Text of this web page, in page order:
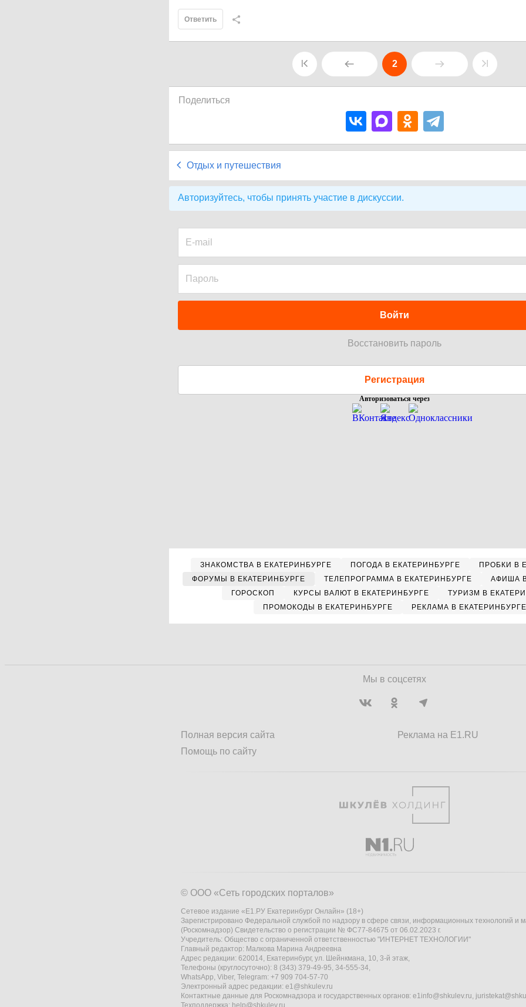
Ответить
2
Поделиться
Отдых и путешествия
Авторизуйтесь, чтобы принять участие в дискуссии.
Войти
Восстановить пароль
Регистрация
Авторизоваться через
ЗНАКОМСТВА В ЕКАТЕРИНБУРГЕ ПОГОДА В ЕКАТЕРИНБУРГЕ
ПРОБКИ В
ФОРУМЫ В ЕКАТЕРИНБУРГЕ
ТЕЛЕПРОГРАММА В ЕКАТЕРИНБУРГЕ
АФИША
ГОРОСКОП
КУРСЫ ВАЛЮТ В ЕКАТЕРИНБУРГЕ
ТУРИЗМ В
ПРОМОКОДЫ В ЕКАТЕРИНБУРГЕ
РЕКЛАМА В ЕКАТЕРИНБУРГЕ
Мы в соцсетях
Полная версия сайта
Помощь по сайту
Реклама на E1.RU
© ООО «Сеть городских порталов»
Сетевое издание «Е1.РУ Екатеринбург Онлайн» (18+)
Зарегистрировано Федеральной службой по надзору в сфере связи, информационных технологий и
(Роскомнадзор) Свидетельство о регистрации № ФС77-84675 от 06.02.2023 г.
Учредитель: Общество с ограниченной ответственностью "ИНТЕРНЕТ ТЕХНОЛОГИИ"
Главный редактор: Малкова Марина Андреевна
Адрес редакции: 620014, Екатеринбург, ул. Шейнкмана, 10, 3-й этаж,
Телефоны (круглосуточно): 8 (343) 379-49-95, 34-555-34,
WhatsApp, Viber, Telegram: +7 909 704-57-70
Электронный адрес редакции: e1@shkulev.ru
Контактные данные для Роскомнадзора и государственных органов: e1info@shkulev.ru,
Техподдержка: help@shkulev.ru